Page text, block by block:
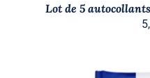
Lot de 5